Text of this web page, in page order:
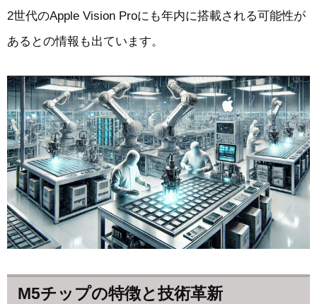
2世代のApple Vision Proにも年内に搭載される可能性が
あるとの情報も出ています。
M5チップの特徴と技術革新